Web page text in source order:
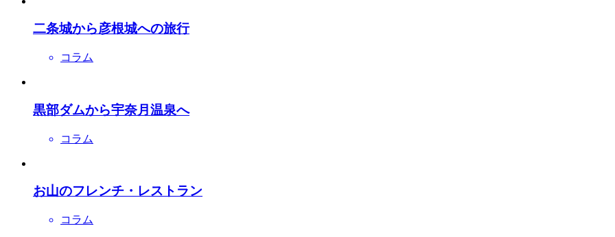
二条城から彦根城への旅行
コラム
黒部ダムから宇奈月温泉へ
コラム
お山のフレンチ・レストラン
コラム